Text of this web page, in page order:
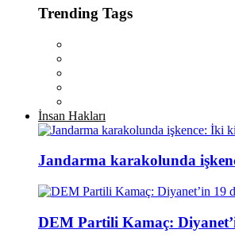
Trending Tags
İnsan Hakları
Jandarma karakolunda
DEM Partili Kamaç: